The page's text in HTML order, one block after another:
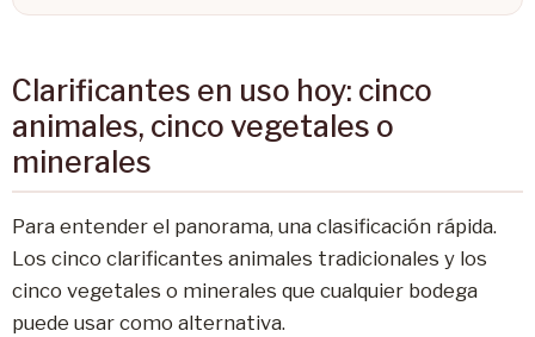
Clarificantes en uso hoy: cinco
animales, cinco vegetales o
minerales
Para entender el panorama, una clasificación rápida.
Los cinco clarificantes animales tradicionales y los
cinco vegetales o minerales que cualquier bodega
puede usar como alternativa.